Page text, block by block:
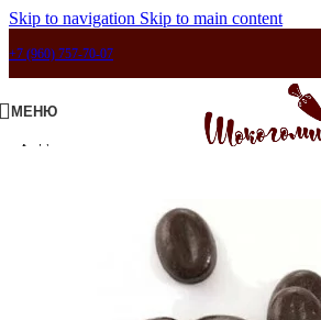
Skip to navigation Skip to main content
+7 (960) 757-70-07
МЕНЮ